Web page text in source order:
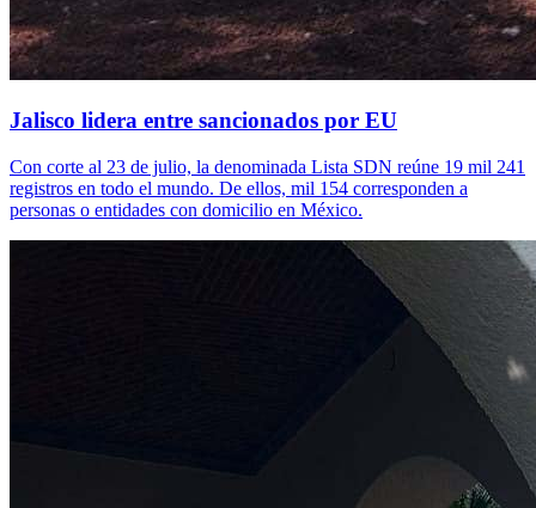
Jalisco lidera entre sancionados por EU
Con corte al 23 de julio, la denominada Lista SDN reúne 19 mil 241
registros en todo el mundo. De ellos, mil 154 corresponden a
personas o entidades con domicilio en México.